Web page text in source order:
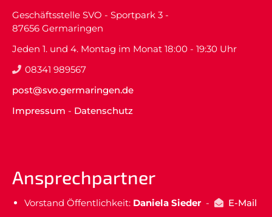
Geschäftsstelle SVO - Sportpark 3 -
87656 Germaringen
Jeden 1. und 4. Montag im Monat 18:00 - 19:30 Uhr
08341 989567
post@svo.germaringen.de
Impressum - Datenschutz
Ansprechpartner
Vorstand Öffentlichkeit: Daniela Sieder-
E-Mail